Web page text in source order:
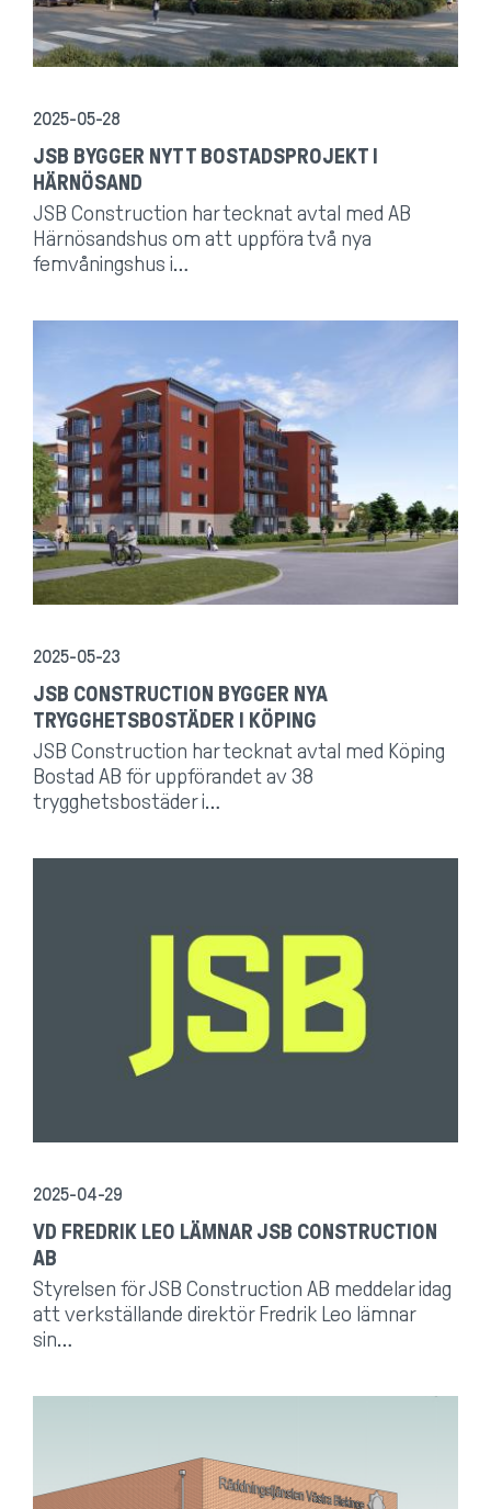
2025-05-28
JSB BYGGER NYTT BOSTADSPROJEKT I
HÄRNÖSAND
JSB Construction har tecknat avtal med AB
Härnösandshus om att uppföra två nya
femvåningshus i…
2025-05-23
JSB CONSTRUCTION BYGGER NYA
TRYGGHETSBOSTÄDER I KÖPING
JSB Construction har tecknat avtal med Köping
Bostad AB för uppförandet av 38
trygghetsbostäder i…
2025-04-29
VD FREDRIK LEO LÄMNAR JSB CONSTRUCTION
AB
Styrelsen för JSB Construction AB meddelar idag
att verkställande direktör Fredrik Leo lämnar
sin…